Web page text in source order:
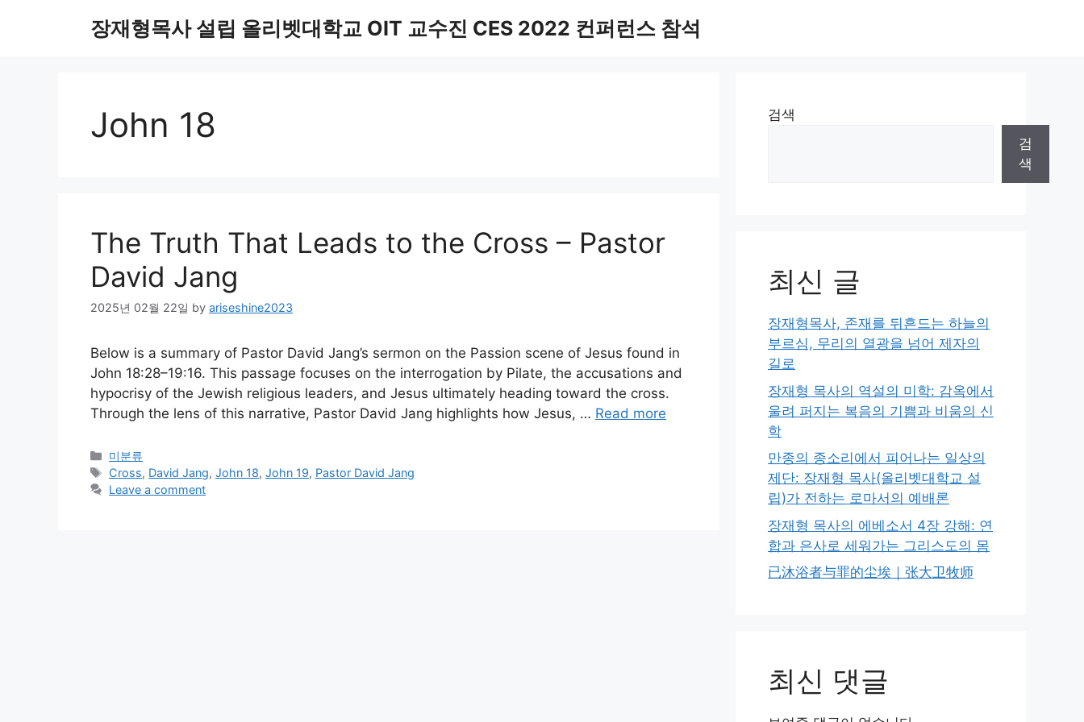
장재형목사 설립 올리벳대학교 OIT 교수진 CES 2022 컨퍼런스 참석
John 18
The Truth That Leads to the Cross – Pastor
David Jang
2025년 02월 22일 by ariseshine2023
Below is a summary of Pastor David Jang’s sermon on the Passion scene of Jesus found in
John 18:28–19:16. This passage focuses on the interrogation by Pilate, the accusations and
hypocrisy of the Jewish religious leaders, and Jesus ultimately heading toward the cross.
Through the lens of this narrative, Pastor David Jang highlights how Jesus, … Read more
Categories
미분류
Tags
Cross, David Jang,John 18,John 19, Pastor David Jang
Leave a comment
검색
검
색
최신 글
장재형목사, 존재를 뒤흔드는 하늘의
부르심, 무리의 열광을 넘어 제자의
길로
장재형 목사의 역설의 미학: 감옥에서
울려 퍼지는 복음의 기쁨과 비움의 신
학
만종의 종소리에서 피어나는 일상의
제단: 장재형 목사(올리벳대학교 설
립)가 전하는 로마서의 예배론
장재형 목사의 에베소서 4장 강해: 연
합과 은사로 세워가는 그리스도의 몸
已沐浴者与罪的尘埃｜张大卫牧师
최신 댓글